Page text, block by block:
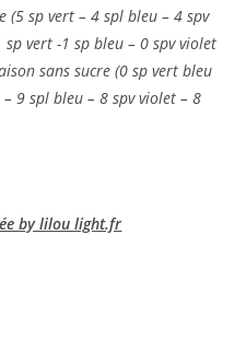
(5 sp vert – 4 spl bleu – 4 spv
vert -1 sp bleu – 0 spv violet
sans sucre (0 sp vert bleu
9 spl bleu – 8 spv violet – 8
by lilou light.fr